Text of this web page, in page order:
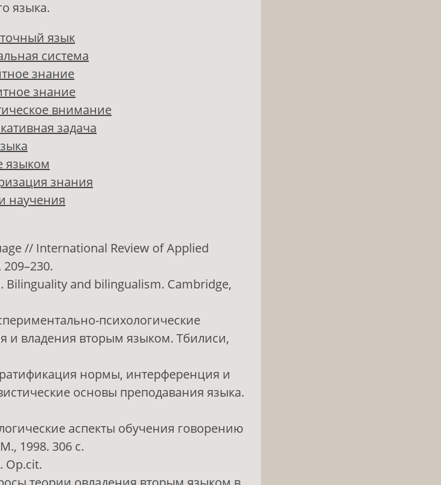
языка.
язык
система
знание
знание
внимание
задача
языком
знания
научения
// International Review of Applied
209–230.
Bilinguality and bilingualism. Cambridge,
психологические
и владения вторым языком. Тбилиси,
нормы, интерференция и
основы преподавания языка.
аспекты обучения говорению
1998. 306 с.
Op.cit.